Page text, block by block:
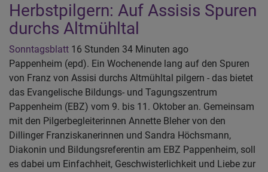
Herbstpilgern: Auf Assisis Spuren
durchs Altmühltal
Sonntagsblatt 16 Stunden 34 Minuten ago
Pappenheim (epd). Ein Wochenende lang auf den Spuren
von Franz von Assisi durchs Altmühltal pilgern - das bietet
das Evangelische Bildungs- und Tagungszentrum
Pappenheim (EBZ) vom 9. bis 11. Oktober an. Gemeinsam
mit den Pilgerbegleiterinnen Annette Bleher von den
Dillinger Franziskanerinnen und Sandra Höchsmann,
Diakonin und Bildungsreferentin am EBZ Pappenheim, soll
es dabei um Einfachheit, Geschwisterlichkeit und Liebe zur